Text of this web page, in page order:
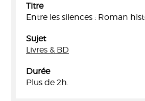
Titre
Entre les silences : Roman
Sujet
Livres & BD
Durée
Plus de 2h.